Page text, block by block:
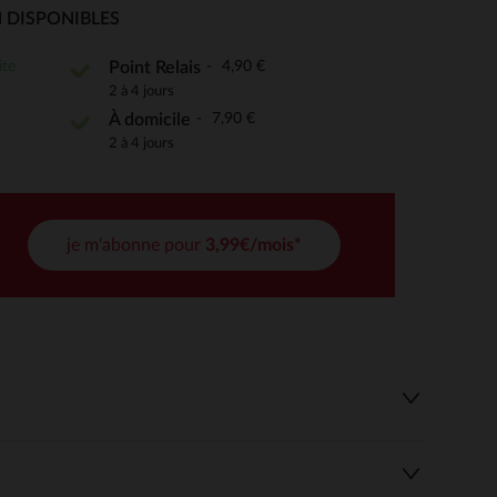
de confidentialité, en garantissant la conformité avec
DISPONIBLES
Point Relais 4,90 €
2 à 4 jours
À domicile 7,90 €
2 à 4 jours
je m'abonne pour 3,99€/mois*